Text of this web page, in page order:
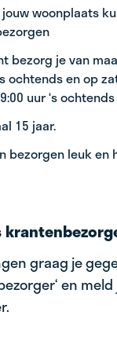
woonplaats
bezorg je van
ochtends en op
uur ‘s ochtends
15 jaar.
bezorgen leuk en
graag je
en